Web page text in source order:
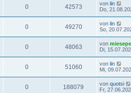
0 42573 von lin
Do,
0 49270 von lin
So,
0 48063 von
Di,
0 51060 von lin
Mi,
0 188079 von quotsi
Fr,